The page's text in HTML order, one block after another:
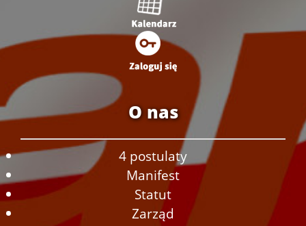
O nas
4 postulaty
Manifest
Statut
Zarząd